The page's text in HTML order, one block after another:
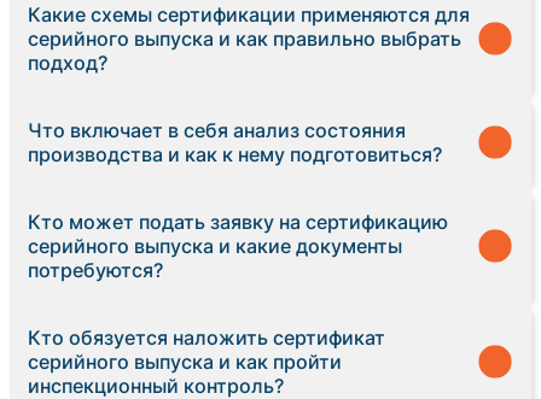
Какие схемы сертификации применяются для
серийного выпуска и как правильно выбрать
подход?
Что включает в себя анализ состояния
производства и как к нему подготовиться?
Кто может подать заявку на сертификацию
серийного выпуска и какие документы
потребуются?
Кто обязуется наложить сертификат
серийного выпуска и как пройти
инспекционный контроль?